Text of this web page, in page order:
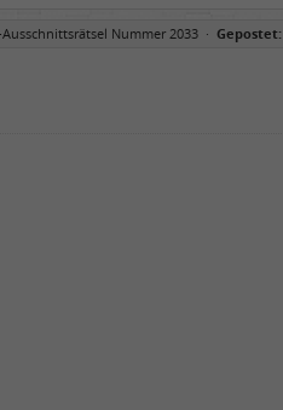
Ausschnittsrätsel Nummer 2033 · Gepostet: